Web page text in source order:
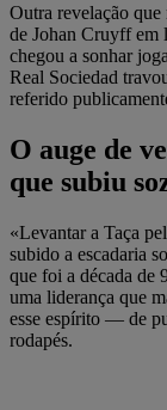
Outra revelação que
de Johan Cruyff em
chegou a sonhar
Real Sociedad
referido
O auge de
que subiu
«Levantar a Taça
subido a escadaria
que foi a década de
uma liderança que
esse espírito — de
rodapés.